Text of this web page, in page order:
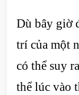
Dù bây giờ
trí của một
có thể suy
thể lúc vào